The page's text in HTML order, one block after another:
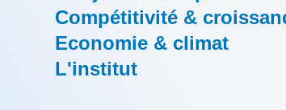
Compétitivité &
Economie & climat
L'institut